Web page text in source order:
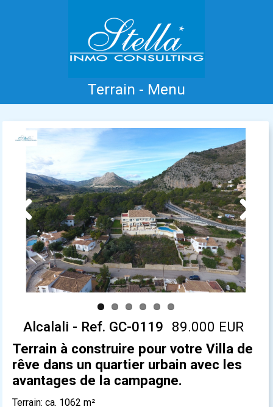
Terrain - Menu
Accueil Costa Blanca Vente Location
Nouvelle Construction Information
Références Contact
Previous Next
Alcalali - Ref. GC-0119
89.000 EUR
Terrain à construire pour votre Villa de
rêve dans un quartier urbain avec les
avantages de la campagne.
Terrain: ca. 1062 m²